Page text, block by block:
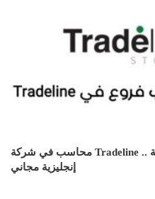
محاسب في شركة Tradeline .. وأيضاً كورس لغة
إنجليزية مجاني